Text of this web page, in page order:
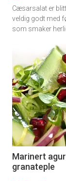
Cæsarsalat er
veldig godt med
som smaker
Marinert
granateple